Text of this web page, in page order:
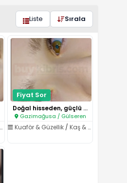
Liste Sırala
Fiyat Sor
Doğal hisseden, güçlü gösteren..
Gazimağusa / Gülseren
Kuaför & Güzellik /Kaş & Kirpik Laminasyonu